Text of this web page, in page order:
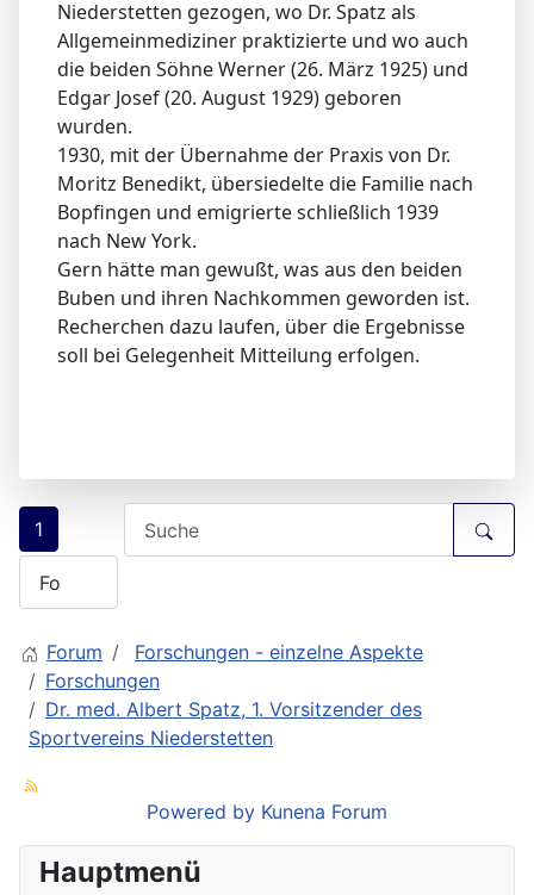
Niederstetten gezogen, wo Dr. Spatz als
Allgemeinmediziner praktizierte und wo auch
die beiden Söhne Werner(26. März 1925) und
Edgar Josef (20. August 1929) geboren
wurden.
1930, mit der Übernahme der Praxis von Dr.
Moritz Benedikt, übersiedelte die Familie nach
Bopfingen und emigrierte schließlich 1939
nach New York.
Gern hätte man gewußt, was aus den beiden
Buben und ihren Nachkommen geworden ist.
Recherchen dazu laufen, über die Ergebnisse
soll bei Gelegenheit Mitteilung erfolgen.
1
Forum
Forschungen - einzelne Aspekte
Forschungen
Dr. med. Albert Spatz, 1. Vorsitzender des
Sportvereins Niederstetten
Powered by Kunena Forum
Hauptmenü